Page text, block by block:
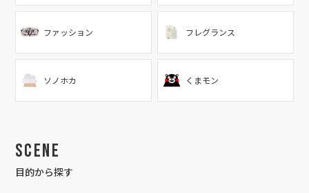
ファッション フレグランス
ソノホカ くまモン
Scene
目的から探す